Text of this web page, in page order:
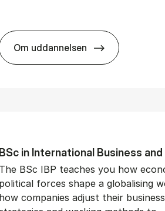
Om uddannelsen
BSc in Busi­ness
BSc in In­ter­na­tion­al Busi­ness
The BSc IBP teaches you how
political forces shape a globalising
how companies adjust their business